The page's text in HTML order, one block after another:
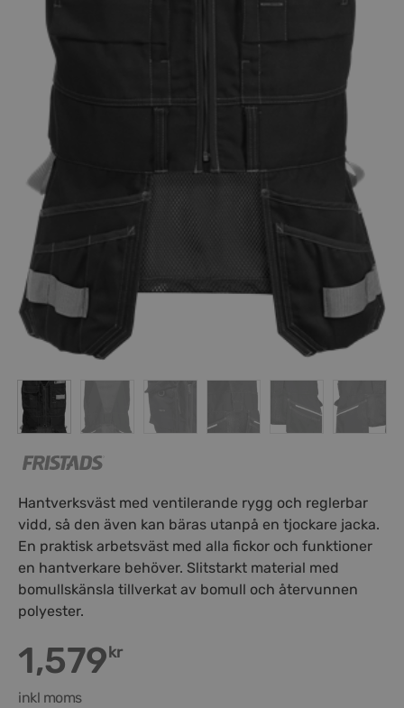
Hantverksväst med ventilerande rygg och reglerbar
vidd, så den även kan bäras utanpå en tjockare jacka.
En praktisk arbetsväst med alla fickor och funktioner
en hantverkare behöver. Slitstarkt material med
bomullskänsla tillverkat av bomull och återvunnen
polyester.
1,579kr
inkl moms